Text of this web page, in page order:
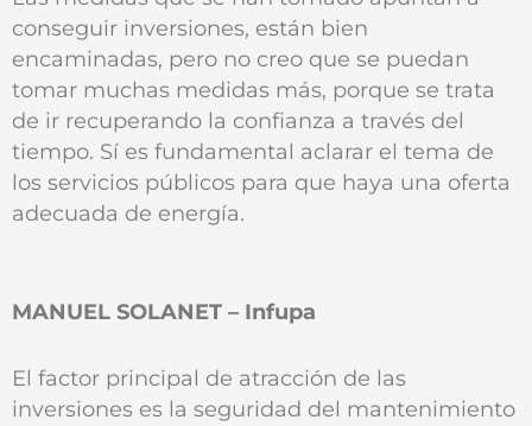
conseguir inversiones, están bien
encaminadas, pero no creo que se puedan
tomar muchas medidas más, porque se trata
de ir recuperando la confianza a través del
tiempo. Sí es fundamental aclarar el tema de
los servicios públicos para que haya una oferta
adecuada de energía.
MANUEL SOLANET – Infupa
El factor principal de atracción de las
inversiones es la seguridad del mantenimiento